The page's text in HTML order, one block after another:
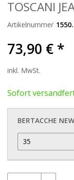
TOSCANI
Artikelnummer 1550.
73,90 € *
inkl. MwSt.
Sofort
BERTACCHE